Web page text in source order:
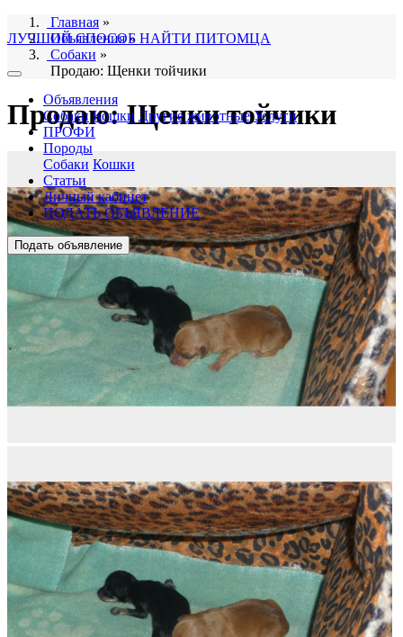
ЛУЧШИЙ СПОСОБ НАЙТИ ПИТОМЦА
Объявления
Собаки Кошки Другие животные Услуги
ПРОФИ
Породы
Собаки Кошки
Статьи
Личный кабинет
ПОДАТЬ ОБЪЯВЛЕНИЕ
Подать объявление
Главная »
Объявления»
Собаки »
Продаю: Щенки тойчики
Продаю: Щенки тойчики